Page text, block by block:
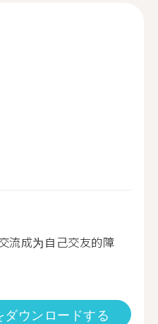
流成为自己交友的障
ダウンロードする